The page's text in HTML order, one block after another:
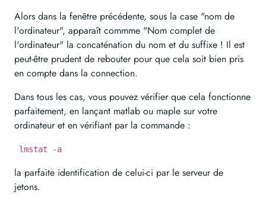
Alors dans la fenêtre précédente, sous la case "nom de
l'ordinateur", apparaît commme "Nom complet de
l'ordinateur" la concaténation du nom et du suffixe ! Il est
peut-être prudent de rebouter pour que cela soit bien pris
en compte dans la connection.
Dans tous les cas, vous pouvez vérifier que cela fonctionne
parfaitement, en lançant matlab ou maple sur votre
ordinateur et en vérifiant par la commande :
lmstat -a
la parfaite identification de celui-ci par le serveur de
jetons.